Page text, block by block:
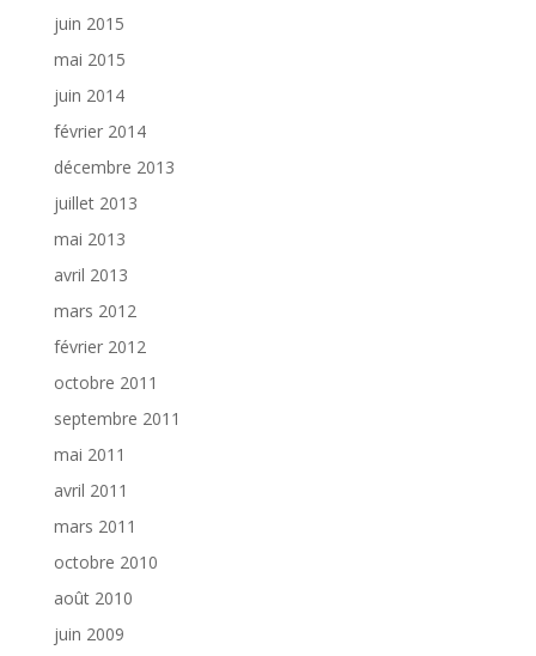
juin 2015
mai 2015
juin 2014
février 2014
décembre 2013
juillet 2013
mai 2013
avril 2013
mars 2012
février 2012
octobre 2011
septembre 2011
mai 2011
avril 2011
mars 2011
octobre 2010
août 2010
juin 2009